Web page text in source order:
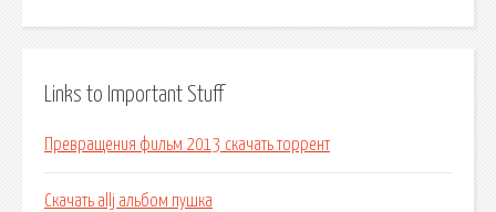
Links to Important Stuff
Превращения фильм 2013 скачать торрент
Скачать allj альбом пушка